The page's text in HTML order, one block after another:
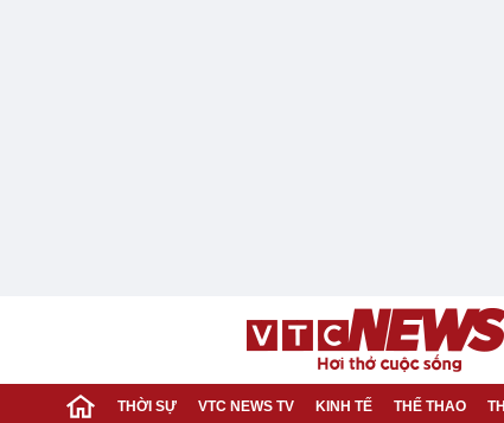
THỜI SỰ VTC NEWS TV KINH TẾ THỂ THAO